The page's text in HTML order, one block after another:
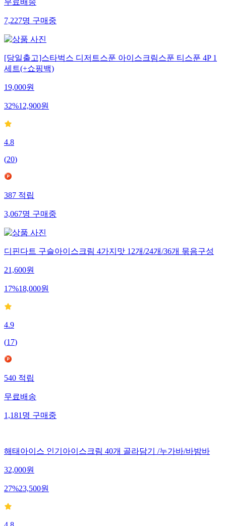
무료배송
7,227명구매중
[당일출고]스타벅스 디저트스푼 아이스크림스푼 티스푼 4P 1
세트(+쇼핑백)
19,000원
32%12,900원
4.8
(20)
387적립
3,067명구매중
디핀다트 구슬아이스크림 4가지맛 12개/24개/36개 묶음구성
21,600원
17%18,000원
4.9
(17)
540적립
무료배송
1,181명구매중
해태아이스 인기아이스크림 40개 골라담기 /누가바/바밤바
32,000원
27%23,500원